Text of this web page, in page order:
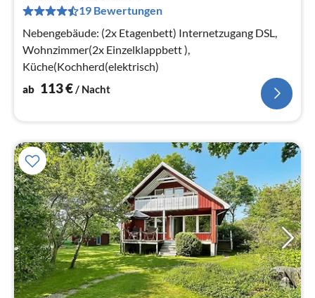
19 Bewertungen
Nebengebäude: (2x Etagenbett) Internetzugang DSL,
Wohnzimmer(2x Einzelklappbett ),
Küche(Kochherd(elektrisch)
ab 113€/ Nacht